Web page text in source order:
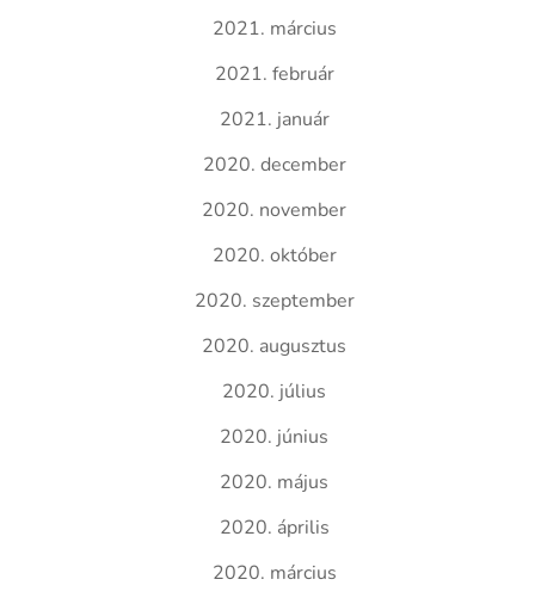
2021. március
2021. február
2021. január
2020. december
2020. november
2020. október
2020. szeptember
2020. augusztus
2020. július
2020. június
2020. május
2020. április
2020. március